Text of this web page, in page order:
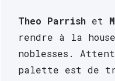
Theo Parrish et
rendre à la
noblesses.
palette est de